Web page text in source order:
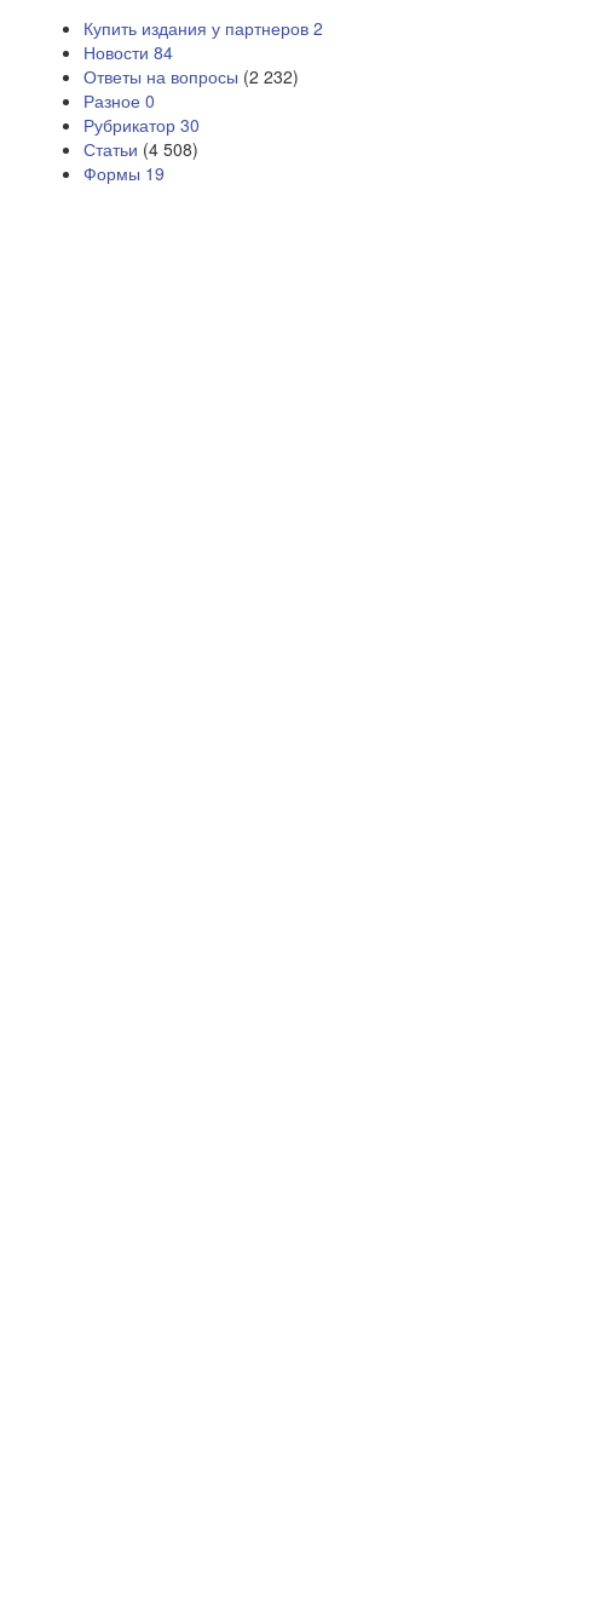
Купить издания у партнеров 2
Новости 84
Ответы на вопросы (2 232)
Разное 0
Рубрикатор 30
Статьи (4 508)
Формы 19